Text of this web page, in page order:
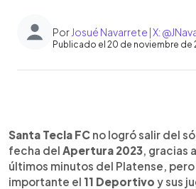
Por Josué Navarrete | X:
Publicado el 20 de noviembre de
► Escuchar artículo
Santa Tecla FC no logró salir del
fecha del Apertura 2023, gracias
últimos minutos del Platense,
importante el 11 Deportivo y sus